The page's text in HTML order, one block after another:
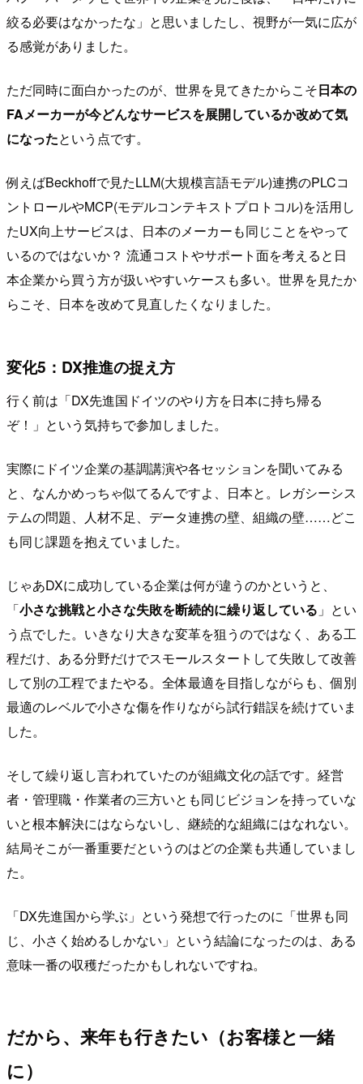
絞る必要はなかったな」と思いましたし、視野が一気に広が
る感覚がありました。
ただ同時に面白かったのが、世界を見てきたからこそ日本の
FAメーカーが今どんなサービスを展開しているか改めて気
になったという点です。
例えばBeckhoffで見たLLM(大規模言語モデル)連携のPLCコ
ントロールやMCP(モデルコンテキストプロトコル)を活用し
たUX向上サービスは、日本のメーカーも同じことをやって
いるのではないか？ 流通コストやサポート面を考えると日
本企業から買う方が扱いやすいケースも多い。世界を見たか
らこそ、日本を改めて見直したくなりました。
変化5：DX推進の捉え方
行く前は「DX先進国ドイツのやり方を日本に持ち帰る
ぞ！」という気持ちで参加しました。
実際にドイツ企業の基調講演や各セッションを聞いてみる
と、なんかめっちゃ似てるんですよ、日本と。レガシーシス
テムの問題、人材不足、データ連携の壁、組織の壁……どこ
も同じ課題を抱えていました。
じゃあDXに成功している企業は何が違うのかというと、
「小さな挑戦と小さな失敗を断続的に繰り返している 」とい
う点でした。いきなり大きな変革を狙うのではなく、ある工
程だけ、ある分野だけでスモールスタートして失敗して改善
して別の工程でまたやる。全体最適を目指しながらも、個別
最適のレベルで小さな傷を作りながら試行錯誤を続けていま
した。
そして繰り返し言われていたのが組織文化の話です。経営
者・管理職・作業者の三方いとも同じビジョンを持っていな
いと根本解決にはならないし、継続的な組織にはなれない。
結局そこが一番重要だというのはどの企業も共通していまし
た。
「DX先進国から学ぶ」という発想で行ったのに「世界も同
じ、小さく始めるしかない」という結論になったのは、ある
意味一番の収穫だったかもしれないですね。
だから、来年も行きたい（お客様と一緒
に）